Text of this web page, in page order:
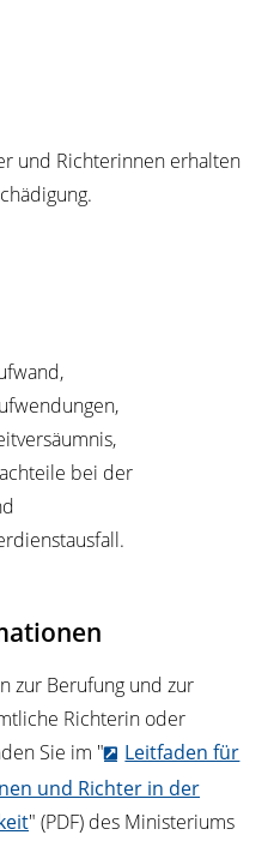
und Richterinnen erhalten
bei der
zur Berufung und zur
Richterin oder
Sie im "
Leitfaden für
und Richter in der
" (PDF) des Ministeriums